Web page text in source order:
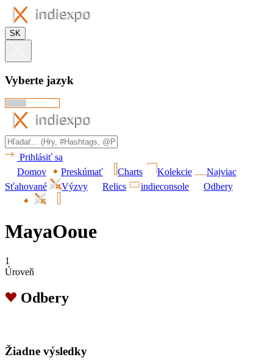
SK
Vyberte jazyk
Prihlásiť sa
Domov
Preskúmať Charts Kolekcie
Najviac
Sťahované
Výzvy Relics indieconsole Odbery
MayaOoue
1
Úroveň
Odbery
Žiadne výsledky